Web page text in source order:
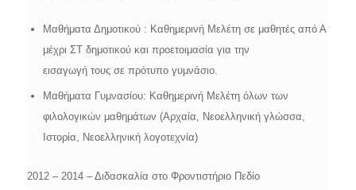
​Μαθήματα Δημοτικού : Καθημερινή Μελέτη σε μαθητές από Α
μέχρι ΣΤ δημοτικού και προετοιμασία για την
εισαγωγή τους σε πρότυπο γυμνάσιο.
​Μαθήματα Γυμνασίου: ​Καθημερινή Μελέτη όλων των
φιλολογικών μαθημάτων (Αρχαία, Νεοελληνική γλώσσα,
Ιστορία, Νεοελληνική λογοτεχνία)
2012 – 2014 – Διδασκαλία στο Φροντιστήριο Πεδίο